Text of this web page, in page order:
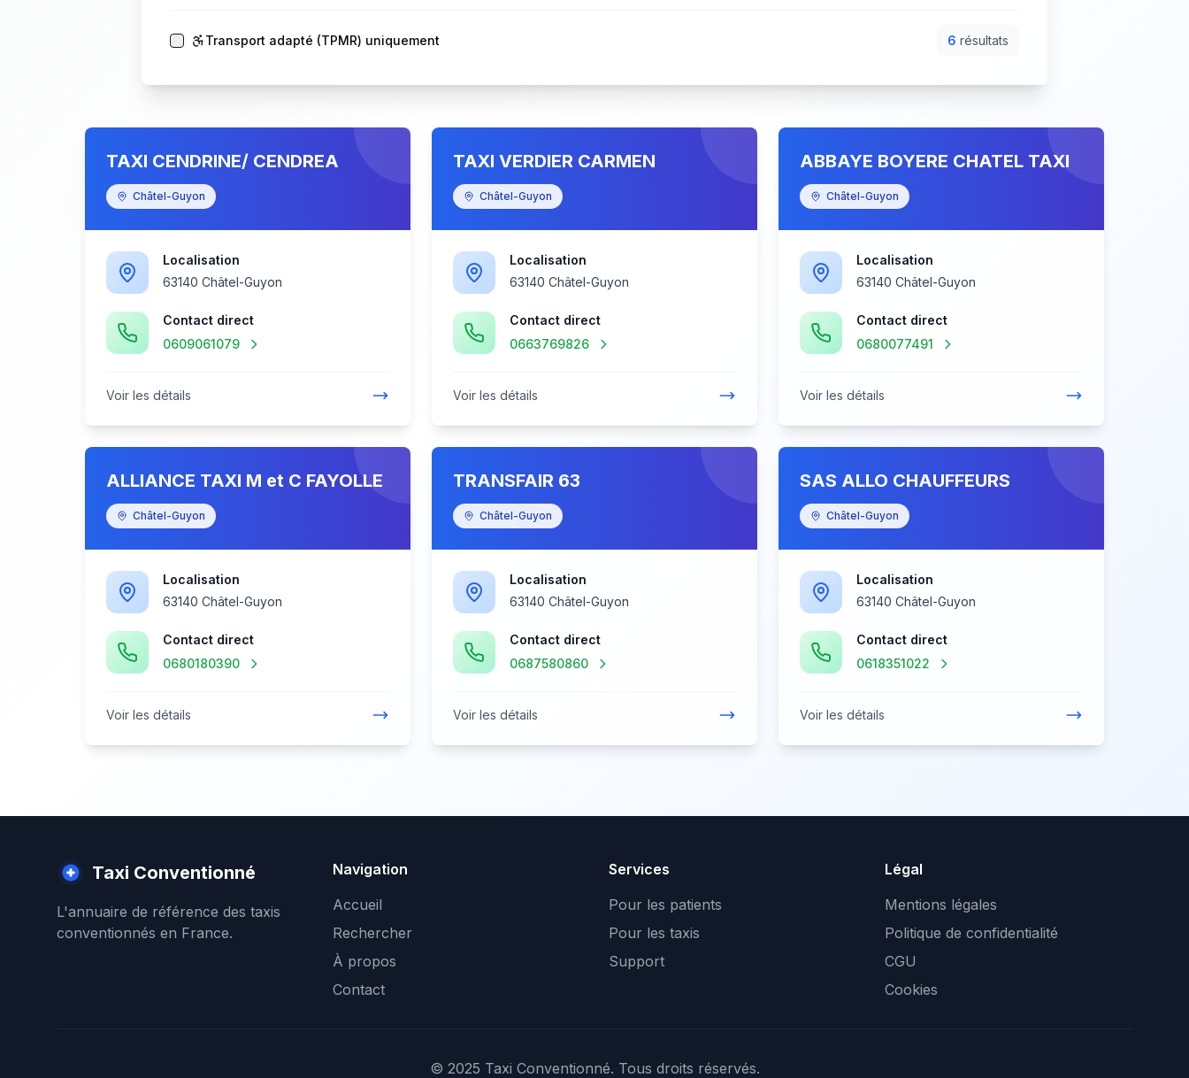
Transport adapté (TPMR) uniquement 6 résultats
TAXI CENDRINE/ CENDREA
Châtel-Guyon
Localisation
63140 Châtel-Guyon
Contact direct
0609061079
Voir les détails
TAXI VERDIER CARMEN
Châtel-Guyon
Localisation
63140 Châtel-Guyon
Contact direct
0663769826
Voir les détails
ABBAYE BOYERE CHATEL TAXI
Châtel-Guyon
Localisation
63140 Châtel-Guyon
Contact direct
0680077491
Voir les détails
ALLIANCE TAXI M et C FAYOLLE
Châtel-Guyon
Localisation
63140 Châtel-Guyon
Contact direct
0680180390
Voir les détails
TRANSFAIR 63
Châtel-Guyon
Localisation
63140 Châtel-Guyon
Contact direct
0687580860
Voir les détails
SAS ALLO CHAUFFEURS
Châtel-Guyon
Localisation
63140 Châtel-Guyon
Contact direct
0618351022
Voir les détails
Taxi Conventionné
L'annuaire de référence des taxis
conventionnés en France.
Navigation
Accueil
Rechercher
À propos
Contact
Services
Pour les patients
Pour les taxis
Support
Légal
Mentions légales
Politique de confidentialité
CGU
Cookies
© 2025 Taxi Conventionné. Tous droits réservés.